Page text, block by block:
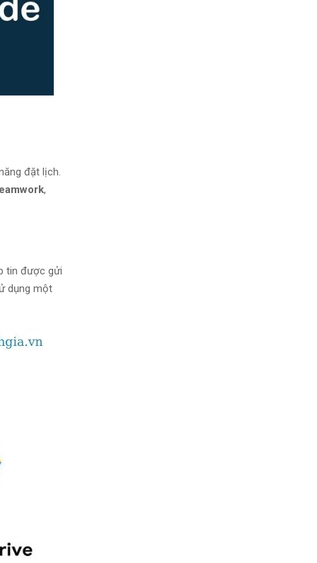
đặt lịch.
,
tin được gửi
dụng một